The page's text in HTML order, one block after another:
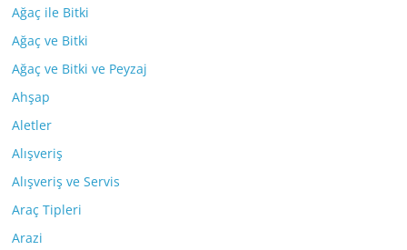
Ağaç ile Bitki
Ağaç ve Bitki
Ağaç ve Bitki ve Peyzaj
Ahşap
Aletler
Alışveriş
Alışveriş ve Servis
Araç Tipleri
Arazi